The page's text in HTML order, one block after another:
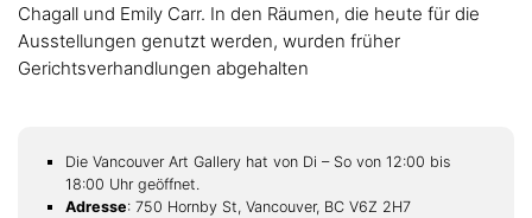
Chagall und Emily Carr. In den Räumen, die heute für die
Ausstellungen genutzt werden, wurden früher
Gerichtsverhandlungen abgehalten
Die Vancouver Art Gallery hat von Di – So von 12:00 bis
18:00 Uhr geöffnet.
Adresse: 750 Hornby St, Vancouver, BC V6Z 2H7